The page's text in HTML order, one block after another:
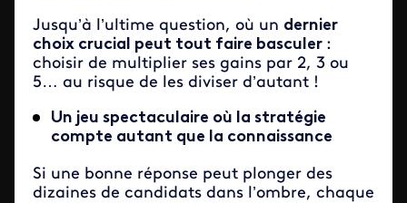
Jusqu’à l’ultime question, où un dernier
choix crucial peut tout faire basculer :
choisir de multiplier ses gains par 2, 3 ou
5… au risque de les diviser d’autant !
Un jeu spectaculaire où la stratégie
compte autant que la connaissance
Si une bonne réponse peut plonger des
dizaines de candidats dans l’ombre, chaque